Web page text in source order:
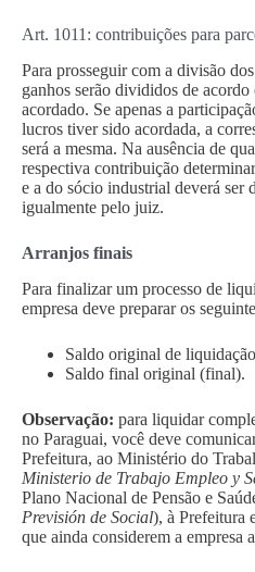
Art. 1011: contribuições para
Para prosseguir com a divisão
ganhos serão divididos de
acordado. Se apenas a
lucros tiver sido acordada, a
será a mesma. Na ausência de
respectiva contribuição
e a do sócio industrial deverá ser
igualmente pelo juiz.
Arranjos finais
Para finalizar um processo de
empresa deve preparar os
Saldo original de
Saldo final original (final).
Observação: para liquidar
no Paraguai, você deve
Prefeitura, ao Ministério do
Ministerio de Trabajo Empleo y
Plano Nacional de Pensão e
Previsión de Social), à Prefeitura
que ainda considerem a empresa